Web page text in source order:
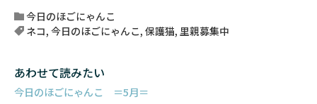
今日のほごにゃんこ
ネコ, 今日のほごにゃんこ, 保護猫, 里親募集中
あわせて読みたい
今日のほごにゃんこ ＝5月＝